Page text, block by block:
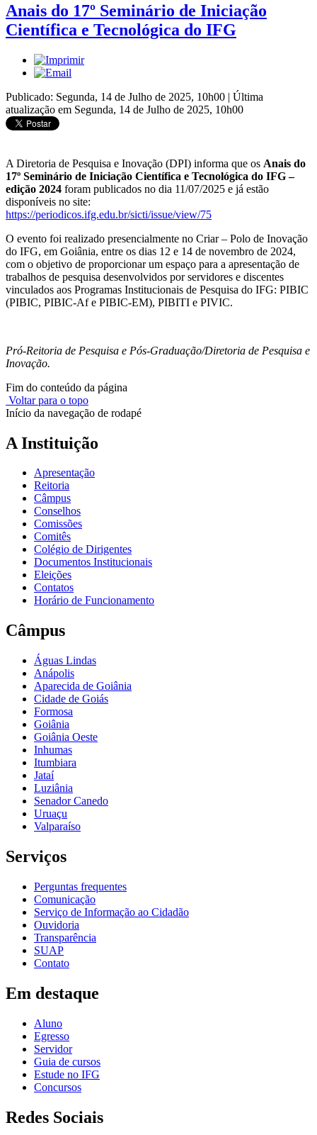
Anais do 17º Seminário de Iniciação
Científica e Tecnológica do IFG
Publicado: Segunda, 14 de Julho de 2025, 10h00 | Última
atualização em Segunda, 14 de Julho de 2025, 10h00
A Diretoria de Pesquisa e Inovação (DPI) informa que os Anais do
17º Seminário de Iniciação Científica e Tecnológica do IFG –
edição 2024 foram publicados no dia 11/07/2025 e já estão
disponíveis no site:
https://periodicos.ifg.edu.br/sicti/issue/view/75
O evento foi realizado presencialmente no Criar – Polo de Inovação
do IFG, em Goiânia, entre os dias 12 e 14 de novembro de 2024,
com o objetivo de proporcionar um espaço para a apresentação de
trabalhos de pesquisa desenvolvidos por servidores e discentes
vinculados aos Programas Institucionais de Pesquisa do IFG: PIBIC
(PIBIC, PIBIC-Af e PIBIC-EM), PIBITI e PIVIC.
Pró-Reitoria de Pesquisa e Pós-Graduação/Diretoria de Pesquisa e
Inovação.
Fim do conteúdo da página
Voltar para o topo
Início da navegação de rodapé
A Instituição
Apresentação
Reitoria
Câmpus
Conselhos
Comissões
Comitês
Colégio de Dirigentes
Documentos Institucionais
Eleições
Contatos
Horário de Funcionamento
Câmpus
Águas Lindas
Anápolis
Aparecida de Goiânia
Cidade de Goiás
Formosa
Goiânia
Goiânia Oeste
Inhumas
Itumbiara
Jataí
Luziânia
Senador Canedo
Uruaçu
Valparaíso
Serviços
Perguntas frequentes
Comunicação
Serviço de Informação ao Cidadão
Ouvidoria
Transparência
SUAP
Contato
Em destaque
Aluno
Egresso
Servidor
Guia de cursos
Estude no IFG
Concursos
Redes Sociais